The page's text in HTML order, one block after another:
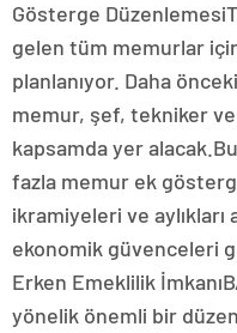
Gösterge
gelen tüm memurlar
planlanıyor. Daha
memur, şef, tekniker
kapsamda yer
fazla memur ek
ikramiyeleri ve aylıkları
ekonomik güvenceleri
Erken Emeklilik
yönelik önemli bir